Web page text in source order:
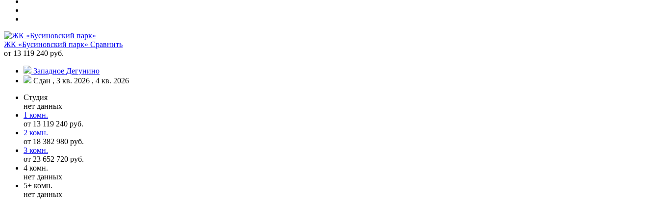
ЖК «Бусиновский парк» Сравнить
от 13 119 240 руб.
Западное Дегунино
Сдан , 3 кв. 2026 , 4 кв. 2026
Студия
нет данных
1 комн.
от 13 119 240 руб.
2 комн.
от 18 382 980 руб.
3 комн.
от 23 652 720 руб.
4 комн.
нет данных
5+ комн.
нет данных